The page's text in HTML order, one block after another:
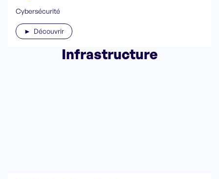
Cybersécurité
► Découvrir
Infrastructure